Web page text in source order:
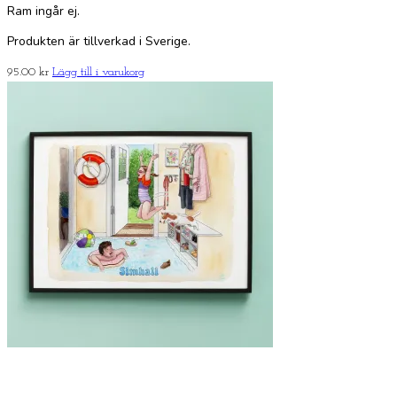
Ram ingår ej.
Produkten är tillverkad i Sverige.
95.00 kr Lägg till i varukorg